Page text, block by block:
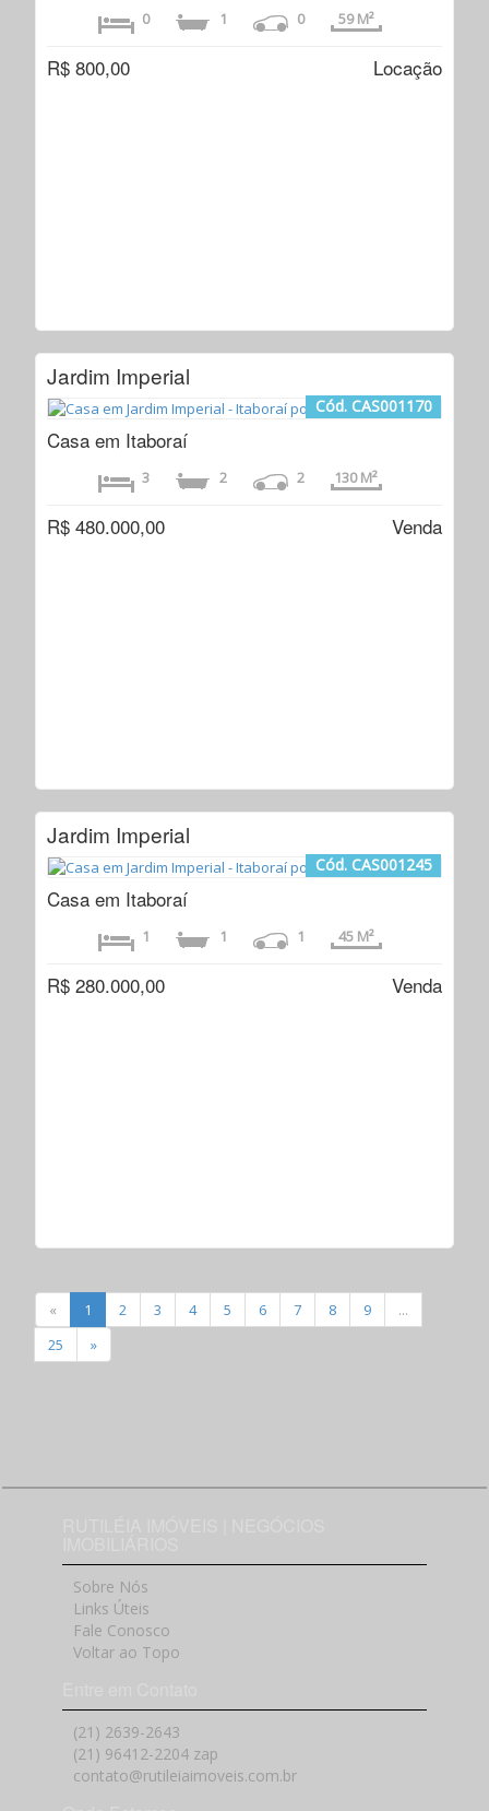
0 1 0 59 M²
R$ 800,00 Locação
Jardim Imperial
Cód. CAS001170
Casa em Itaboraí
3 2 2 130 M²
R$ 480.000,00 Venda
Jardim Imperial
Cód. CAS001245
Casa em Itaboraí
1 1 1 45 M²
R$ 280.000,00 Venda
« 1 2 3 4 5 6 7 8 9
...
25
»
Sobre Nós
Links Úteis
Fale Conosco
Voltar ao Topo
(21) 2639-2643
(21) 96412-2204 zap
contato@rutileiaimoveis.com.br